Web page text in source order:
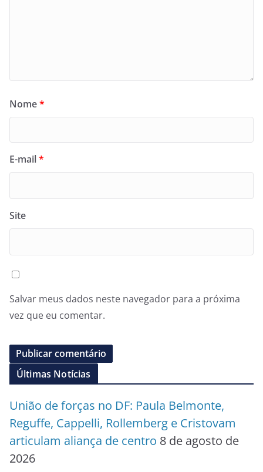
Nome*
E-mail*
Site
Salvar meus dados neste navegador para a próxima
vez que eu comentar.
Últimas Notícias
União de forças no DF: Paula Belmonte,
Reguffe, Cappelli, Rollemberg e Cristovam
articulam aliança de centro 8 de agosto de
2026